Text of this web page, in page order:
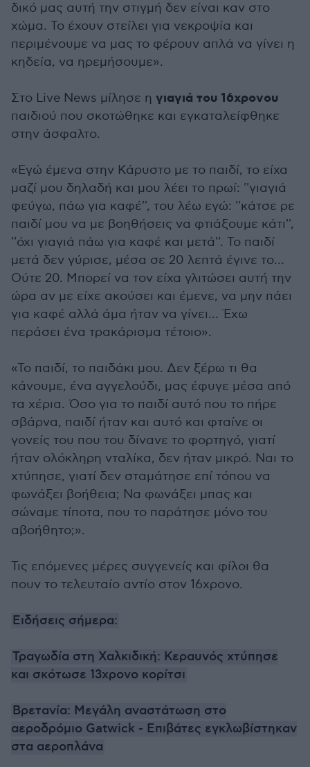
δικό μας αυτή την στιγμή δεν είναι καν στο
χώμα. Το έχουν στείλει για νεκροψία και
περιμένουμε να μας το φέρουν απλά να γίνει η
κηδεία, να ηρεμήσουμε».
Στο Live News μίλησε η γιαγιά του 16χρονου
παιδιού που σκοτώθηκε και εγκαταλείφθηκε
στην άσφαλτο.
«Εγώ έμενα στην Κάρυστο με το παιδί, το είχα
μαζί μου δηλαδή και μου λέει το πρωί: ''γιαγιά
φεύγω, πάω για καφέ'', του λέω εγώ: ''κάτσε ρε
παιδί μου να με βοηθήσεις να φτιάξουμε κάτι'',
''όχι γιαγιά πάω για καφέ και μετά''. Το παιδί
μετά δεν γύρισε, μέσα σε 20 λεπτά έγινε το…
Ούτε 20. Μπορεί να τον είχα γλιτώσει αυτή την
ώρα αν με είχε ακούσει και έμενε, να μην πάει
για καφέ αλλά άμα ήταν να γίνει... Έχω
περάσει ένα τρακάρισμα τέτοιο».
«Το παιδί, το παιδάκι μου. Δεν ξέρω τι θα
κάνουμε, ένα αγγελούδι, μας έφυγε μέσα από
τα χέρια. Όσο για το παιδί αυτό που το πήρε
σβάρνα, παιδί ήταν και αυτό και φταίνε οι
γονείς του που του δίνανε το φορτηγό, γιατί
ήταν ολόκληρη νταλίκα, δεν ήταν μικρό. Ναι το
χτύπησε, γιατί δεν σταμάτησε επί τόπου να
φωνάξει βοήθεια; Να φωνάξει μπας και
σώναμε τίποτα, που το παράτησε μόνο του
αβοήθητο;».
Τις επόμενες μέρες συγγενείς και φίλοι θα
πουν το τελευταίο αντίο στον 16χρονο.
Ειδήσεις σήμερα:
Τραγωδία στη Χαλκιδική: Κεραυνός χτύπησε
και σκότωσε 13χρονο κορίτσι
Βρετανία: Μεγάλη αναστάτωση στο
αεροδρόμιο Gatwick - Επιβάτες εγκλωβίστηκαν
στα αεροπλάνα